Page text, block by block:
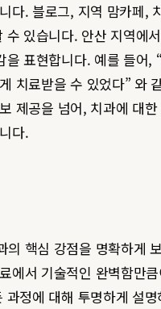
다. 블로그, 지역 맘카페
있습니다. 안산 지역에
표현합니다. 예를 들
치료받을 수 있었다”
제공을 넘어, 치과에 대
다.
핵심 강점을 명확하게
에서 기술적인 완벽함만
정에 대해 투명하게 설